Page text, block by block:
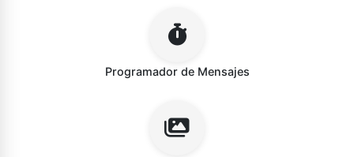
Programador de Mensajes